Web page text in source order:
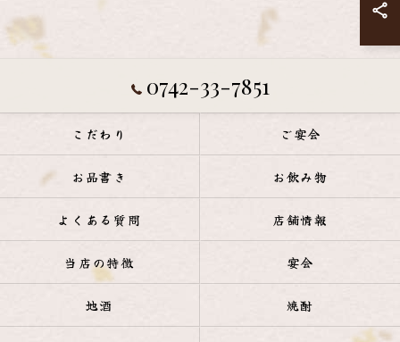
0742-33-7851
こだわり ご宴会
お品書き お飲み物
よくある質問 店舗情報
当店の特徴 宴会
地酒 焼酎